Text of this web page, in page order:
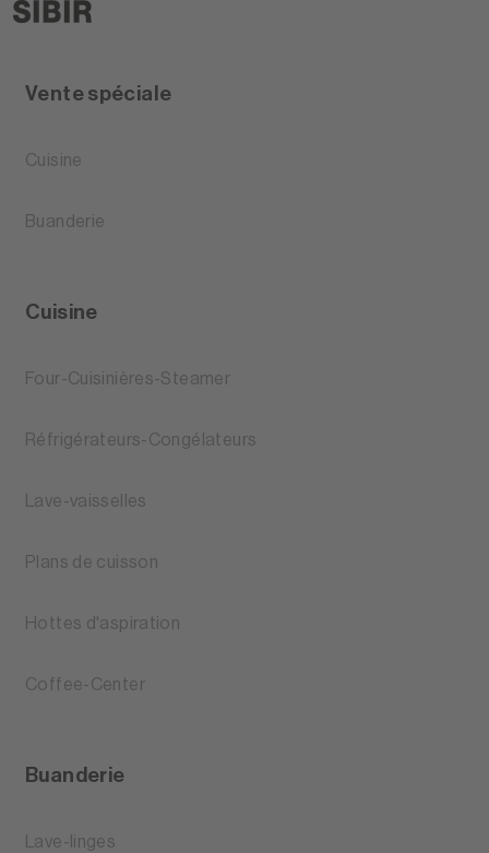
Vente spéciale
Cuisine
Buanderie
Cuisine
Four-Cuisinières-Steamer
Réfrigérateurs-Congélateurs
Lave-vaisselles
Plans de cuisson
Hottes d'aspiration
Coffee-Center
Buanderie
Lave-linges